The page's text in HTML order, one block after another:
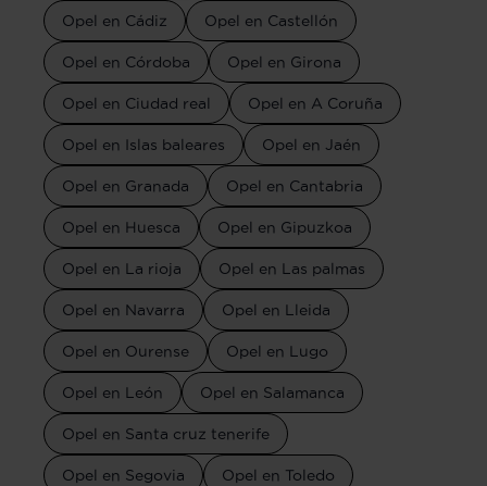
Opel en Cádiz Opel en Castellón
Opel en Córdoba Opel en Girona
Opel en Ciudad real Opel en A Coruña
Opel en Islas baleares Opel en Jaén
Opel en Granada Opel en Cantabria
Opel en Huesca Opel en Gipuzkoa
Opel en La rioja Opel en Las palmas
Opel en Navarra Opel en Lleida
Opel en Ourense Opel en Lugo
Opel en León Opel en Salamanca
Opel en Santa cruz tenerife
Opel en Segovia Opel en Toledo